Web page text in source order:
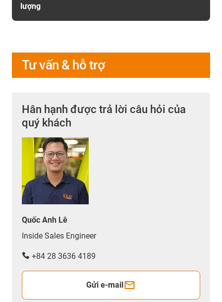
lượng
Tư vấn & hỗ trợ
Hân hạnh được trả lời câu hỏi của
quý khách
Quốc Anh Lê
Inside Sales Engineer
+84 28 3636 4189
Gửi e-mail